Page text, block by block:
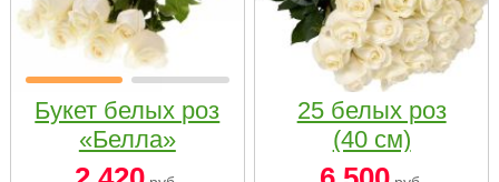
Букет белых роз
«Белла»
25 белых роз
(40 см)